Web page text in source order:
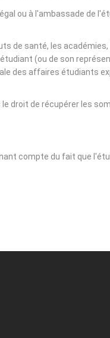
ou à l'ambassade de
de santé, les
(ou de son
des affaires étudiants
droit de récupérer les
compte du fait que